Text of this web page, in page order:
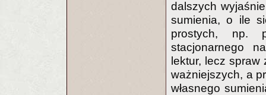
dalszych
sumienia, o ile
prostych, np.
stacjonarnego
lektur, lecz
ważniejszych, a
własnego